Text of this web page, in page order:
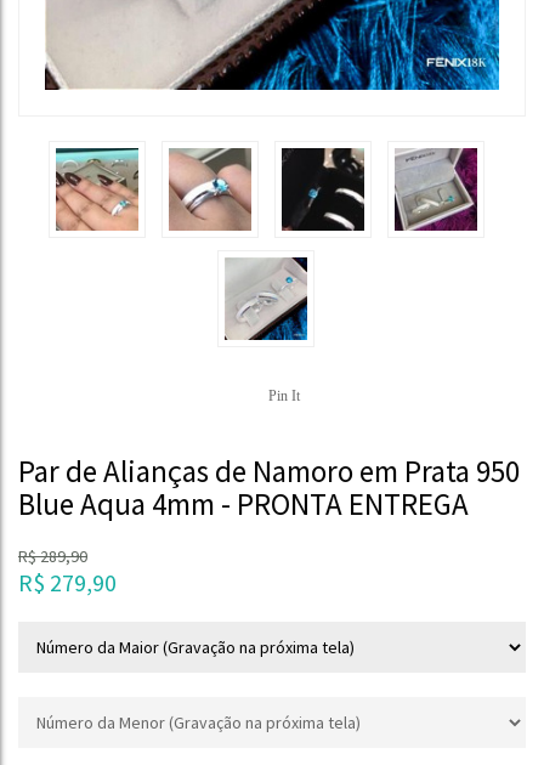
Pin It
Par de Alianças de Namoro em Prata 950
Blue Aqua 4mm - PRONTA ENTREGA
R$289,90
R$ 279,90